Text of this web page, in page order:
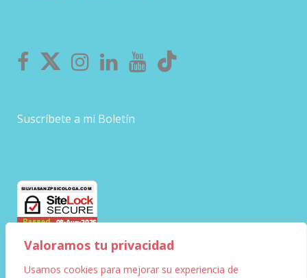
Valoramos tu privacidad
Usamos cookies para mejorar su experiencia de
Suscríbete a mi Boletín